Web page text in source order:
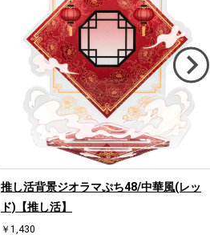
推し活背景ジオラマぷち48/中華風(レッ
ド)【推し活】
￥1,430